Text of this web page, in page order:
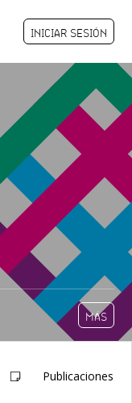
INICIAR SESIÓN
MÁS
Publicaciones